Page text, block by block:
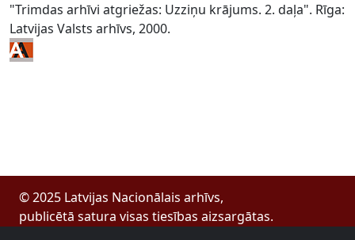
"Trimdas arhīvi atgriežas: Uzziņu krājums. 2. daļa". Rīga:
Latvijas Valsts arhīvs, 2000.
© 2025 Latvijas Nacionālais arhīvs,
publicētā satura visas tiesības aizsargātas.